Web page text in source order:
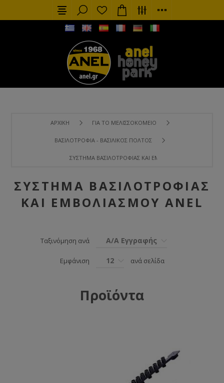
ΑΡΧΙΚΉ ΓΙΑ ΤΟ ΜΕΛΙΣΣΟΚΟΜΕΊΟ
ΒΑΣΙΛΟΤΡΟΦΊΑ - ΒΑΣΙΛΙΚΌΣ ΠΟΛΤΌΣ
ΣΎΣΤΗΜΑ ΒΑΣΙΛΟΤΡΟΦΊΑΣ ΚΑΙ ΕΜΒΟΛΙΑΣΜΟΎ ANEL
ΣΎΣΤΗΜΑ ΒΑΣΙΛΟΤΡΟΦΊΑΣ
ΚΑΙ ΕΜΒΟΛΙΑΣΜΟΎ ANEL
Ταξινόμηση ανά Α/Α Εγγραφής
Εμφάνιση 12 ανά σελίδα
Προϊόντα